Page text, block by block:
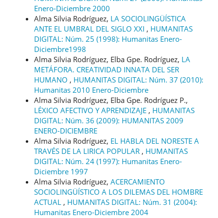
Enero-Diciembre 2000
Alma Silvia Rodríguez, LA SOCIOLINGÜÍSTICA
ANTE EL UMBRAL DEL SIGLO XXI , HUMANITAS
DIGITAL: Núm. 25 (1998): Humanitas Enero-
Diciembre1998
Alma Silvia Rodríguez, Elba Gpe. Rodríguez, LA
METÁFORA. CREATIVIDAD INNATA DEL SER
HUMANO , HUMANITAS DIGITAL: Núm. 37 (2010):
Humanitas 2010 Enero-Diciembre
Alma Silvia Rodríguez, Elba Gpe. Rodríguez P.,
LÉXICO AFECTIVO Y APRENDIZAJE , HUMANITAS
DIGITAL: Núm. 36 (2009): HUMANITAS 2009
ENERO-DICIEMBRE
Alma Silvia Rodríguez, EL HABLA DEL NORESTE A
TRAVÉS DE LA LIRICA POPULAR , HUMANITAS
DIGITAL: Núm. 24 (1997): Humanitas Enero-
Diciembre 1997
Alma Silvia Rodríguez, ACERCAMIENTO
SOCIOLINGÜÍSTICO A LOS DILEMAS DEL HOMBRE
ACTUAL , HUMANITAS DIGITAL: Núm. 31 (2004):
Humanitas Enero-Diciembre 2004